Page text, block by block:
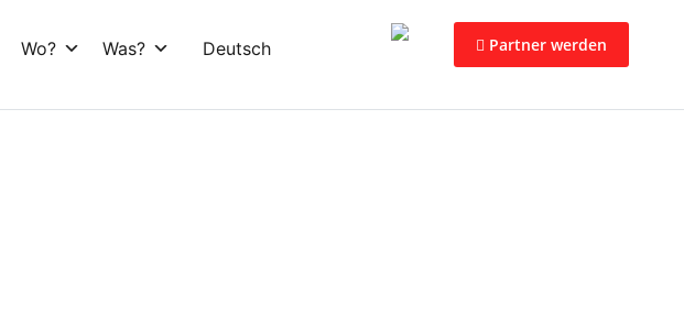
Partner werden
Wo? Was? Deutsch